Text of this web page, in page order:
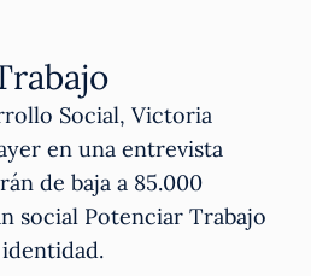
Social, Victoria
en una entrevista
de baja a 85.000
social Potenciar Trabajo